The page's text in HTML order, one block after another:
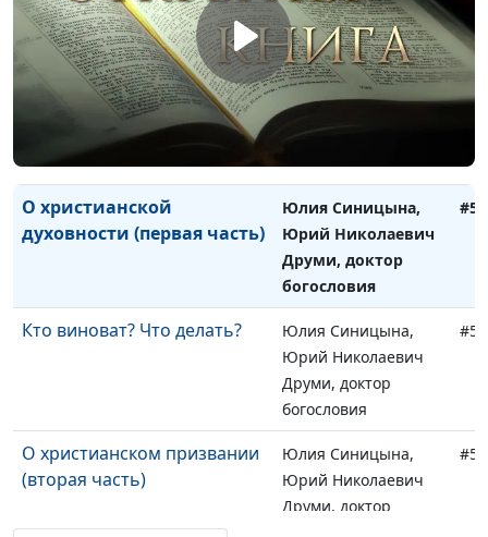
Друми, доктор
богословия
О христианской духовности
(вторая часть)
Юлия Синицына,
Юрий Николаевич
Друми, доктор
богословия
О христианской
духовности (первая часть)
Юлия Синицына,
Юрий Николаевич
Друми, доктор
богословия
Кто виноват? Что делать?
Юлия Синицына,
Юрий Николаевич
Друми, доктор
богословия
О христианском призвании
(вторая часть)
Юлия Синицына,
Юрий Николаевич
Друми, доктор